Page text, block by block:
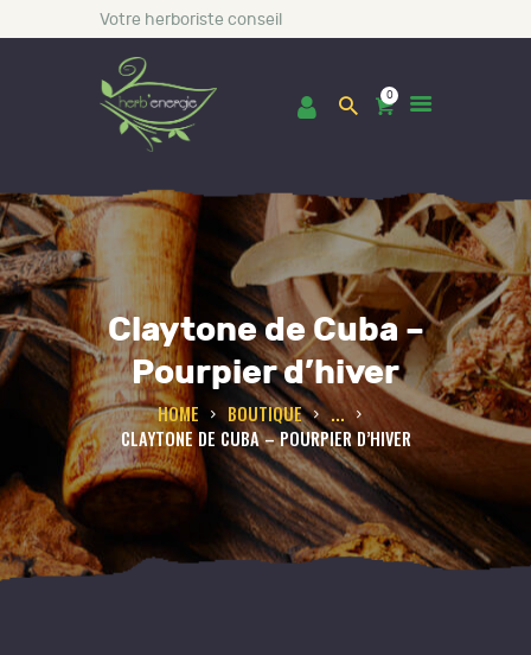
Votre herboriste conseil
0
ACCUEIL
BOUTIQUE
LES INCONTOURNABLES
CONSULTATIONS
BLOG
A PROPOS DE NOUS
CONTACT
Claytone de Cuba –
Pourpier d’hiver
HOME BOUTIQUE
...
CLAYTONE DE CUBA – POURPIER D’HIVER